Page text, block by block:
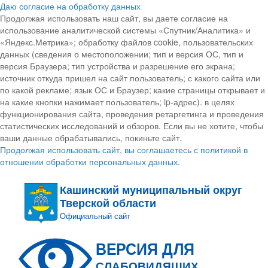
Даю согласие на обработку данных
Продолжая использовать наш сайт, вы даете согласие на
использование аналитической системы «Спутник/Аналитика» и
«Яндекс.Метрика»; обработку файлов cookie, пользовательских
данных (сведения о местоположении; тип и версия ОС, тип и
версия Браузера; тип устройства и разрешение его экрана;
источник откуда пришел на сайт пользователь; с какого сайта или
по какой рекламе; язык ОС и Браузер; какие страницы открывает и
на какие кнопки нажимает пользователь; ip-адрес). в целях
функционирования сайта, проведения ретаргетинга и проведения
статистических исследований и обзоров. Если вы не хотите, чтобы
ваши данные обрабатывались, покиньте сайт.
Продолжая использовать сайт, вы соглашаетесь с политикой в
отношении обработки персональных данных.